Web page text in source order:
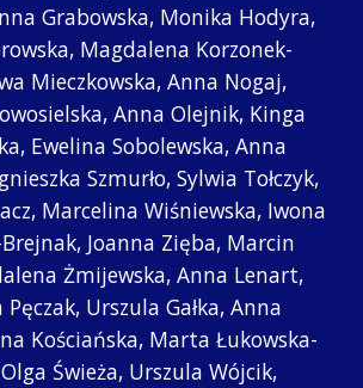
Grabowska, Monika Hodyra,
Magdalena Korzonek-
Mieczkowska, Anna Nogaj,
Anna Olejnik, Kinga
Ewelina Sobolewska, Anna
Szmurło, Sylwia Tołczyk,
Marcelina Wiśniewska, Iwona
Joanna Zięba, Marcin
Żmijewska, Anna Lenart,
Urszula Gałka, Anna
Kościańska, Marta Łukowska-
Świeża, Urszula Wójcik,